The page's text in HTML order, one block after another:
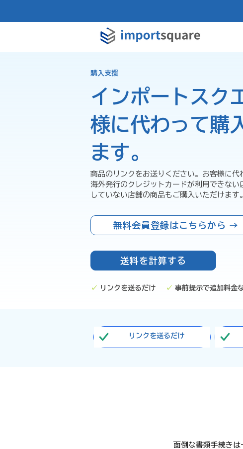
購入支援
インポートスク
様に代わって購
ます。
商品のリンクをお送りください。お客様に代
海外発行のクレジットカードが利用できない
していない店舗の商品もご購入いただけます。
無料会員登録はこちらから →
送料を計算する
✓ リンクを送るだけ ✓ 事前提示で追加料
リンクを送るだけ
面倒な書類手続きは